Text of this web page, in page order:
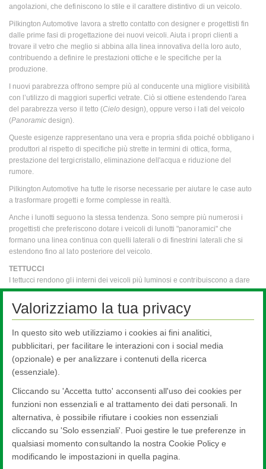
angolazioni, che definiscono lo stile e il carattere distintivo di un veicolo.
Pilkington Automotive lavora a stretto contatto con designer e progettisti fin
dalle prime fasi di progettazione dei nuovi veicoli. Aiuta i propri clienti a
trovare il vetro che meglio si abbina alla linea innovativa della loro auto,
contribuendo a definire le prestazioni ottiche e le specifiche per la
produzione.
I nuovi parabrezza offrono sempre più al conducente una migliore visibilità
con l’utilizzo di maggiori superfici vetrate. Ciò si ottiene estendendo l'area
del parabrezza verso il tetto (Cielo design), oppure verso i lati del veicolo
(Panoramicdesign).
Queste esigenze rappresentano una vera e propria sfida poiché obbligano i
produttori al rispetto di specifiche più strette in termini di ottica, forma,
prestazione del tergicristallo, eliminazione dell'acqua e riduzione del
rumore.
Pilkington Automotive ha tutte le risorse necessarie per aiutare le case auto
a trasformare progetti e forme complesse in realtà.
Anche i lunotti seguono la stessa tendenza. Sono sempre più numerosi i
progettisti che preferiscono dotare i veicoli di lunotti "panoramici" che
formano una linea continua con quelli laterali o di finestrini laterali che si
estendono fino al lato posteriore del veicolo.
TETTUCCI
I tettucci rendono gli interni dei veicoli più luminosi e contribuiscono a dare
la sensazione di maggiore spazio e apertura.
Pilkington Automotive sta lavorando attivamente per convincere le case auto
a scegliere parabrezza panoramici con forme estremamente complesse,
angoli avvolgenti e prolungamento fino al tettuccio, nonché tettucci sempre
più ampi con forme complesse e vetri stratificati sfumati.
caratteristiche a valore aggiunto.
Vetri di Ricambio per Autoveicoli
Prodotti
Valorizziamo la tua privacy
In questo sito web utilizziamo i cookies ai fini analitici,
pubblicitari, per facilitare le interazioni con i social media
(opzionale) e per analizzare i contenuti della ricerca
(essenziale).
Cliccando su 'Accetta tutto' acconsenti all'uso dei cookies per
funzioni non essenziali e al trattamento dei dati personali. In
alternativa, è possibile rifiutare i cookies non essenziali
cliccando su 'Solo essenziali'. Puoi gestire le tue preferenze in
qualsiasi momento consultando la nostra Cookie Policy e
modificando le impostazioni in quella pagina.